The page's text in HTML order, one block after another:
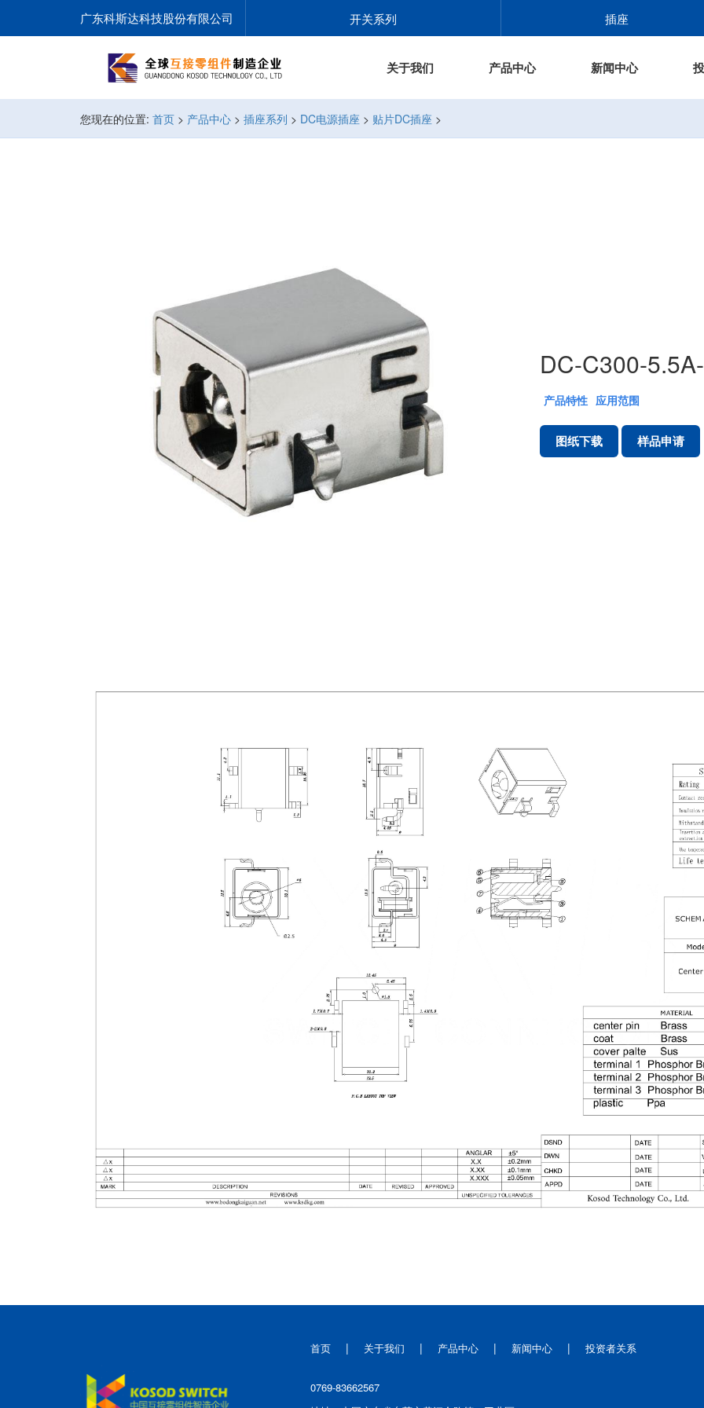
广东科斯达科技股份有限公司 开关系列 插座
关于我们 产品中心 新闻中心
您现在的位置: 首页 > 产品中心 > 插座系列 > DC电源插座 > 贴片DC插座 >
DC-C300-
产品特性 应用范围
图纸下载 样品申请
首页 | 关于我们 | 产品中心 | 新闻中心 | 投资者关系
0769-83662567